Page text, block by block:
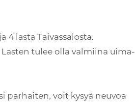
4 lasta Taivassalosta.
tulee olla valmiina uima-
parhaiten, voit kysyä neuvoa